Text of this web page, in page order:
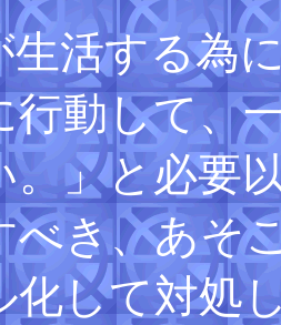
生活する為
行動して、
。」と必要
べき、あそ
化して対処